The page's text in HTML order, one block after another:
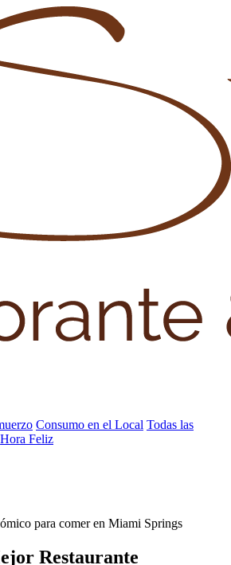
Consumo en el Local Todas las
Hora Feliz
para comer en Miami Springs
Restaurante